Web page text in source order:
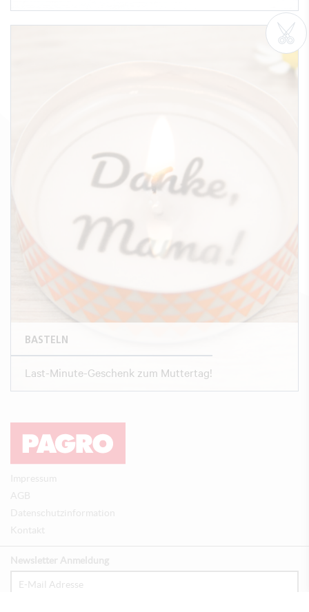
BASTELN
Last-Minute-Geschenk zum Muttertag!
Impressum
AGB
Datenschutzinformation
Kontakt
Newsletter Anmeldung